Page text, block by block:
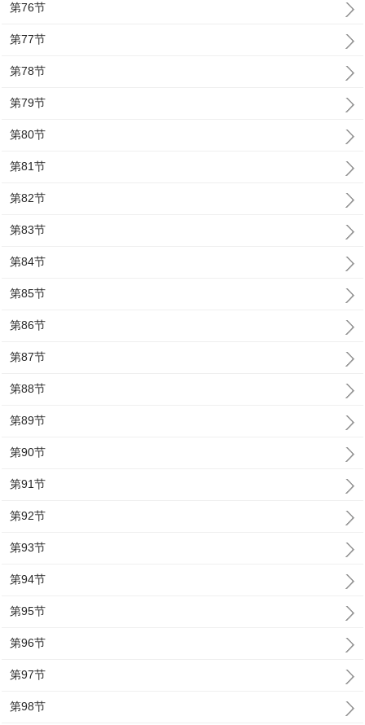
第76节
第77节
第78节
第79节
第80节
第81节
第82节
第83节
第84节
第85节
第86节
第87节
第88节
第89节
第90节
第91节
第92节
第93节
第94节
第95节
第96节
第97节
第98节